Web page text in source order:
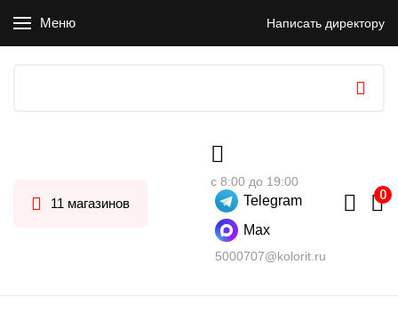
Меню Написать директору
11 магазинов
с 8:00 до 19:00
Telegram
Max
5000707@kolorit.ru